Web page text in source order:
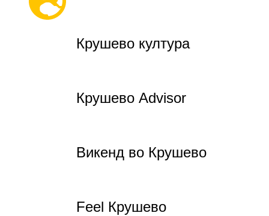
Крушево култура
Крушево Advisor
Викенд во Крушево
Feel Крушево